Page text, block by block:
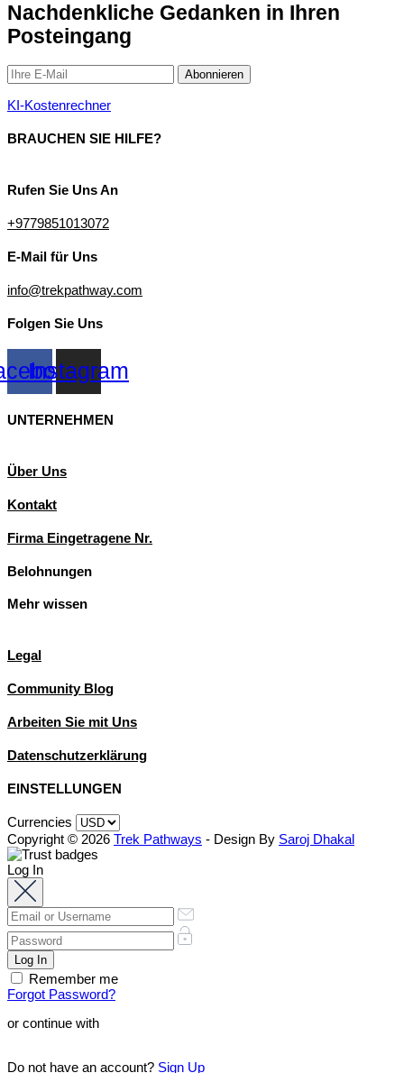
Nachdenkliche Gedanken in Ihren
Posteingang
KI-Kostenrechner
BRAUCHEN SIE HILFE?
Rufen Sie Uns An
+9779851013072
E-Mail für Uns
info@trekpathway.com
Folgen Sie Uns
Instagram
UNTERNEHMEN
Über Uns
Kontakt
Firma Eingetragene Nr.
Belohnungen
Mehr wissen
Legal
Community Blog
Arbeiten Sie mit Uns
Datenschutzerklärung
EINSTELLUNGEN
Currencies
Copyright © 2026 Trek Pathways - Design By Saroj Dhakal
Log In
Remember me
Forgot Password?
or continue with
Do not have an account? Sign Up